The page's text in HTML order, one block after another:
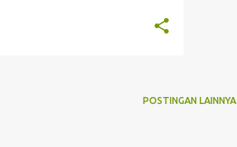
POSTINGAN LAINNYA